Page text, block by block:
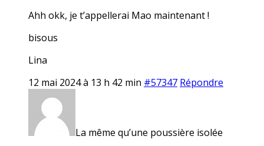
Ahh okk, je t’appellerai Mao maintenant !
bisous
Lina
12 mai 2024 à 13 h 42 min #57347 Répondre
La même qu’une poussière isolée